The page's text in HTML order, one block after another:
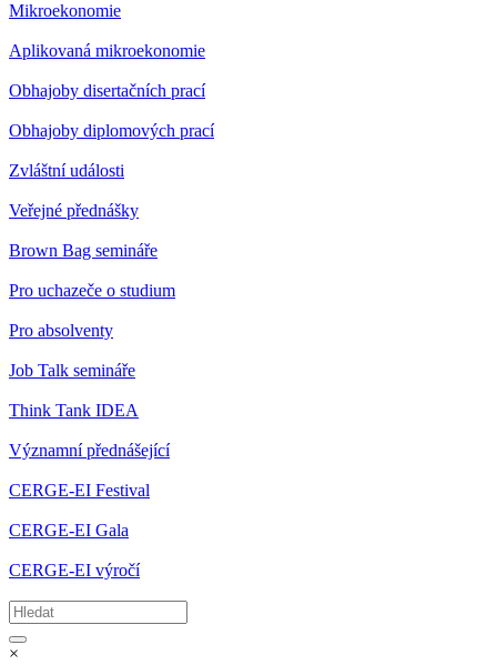
Mikroekonomie
Aplikovaná mikroekonomie
Obhajoby disertačních prací
Obhajoby diplomových prací
Zvláštní události
Veřejné přednášky
Brown Bag semináře
Pro uchazeče o studium
Pro absolventy
Job Talk semináře
Think Tank IDEA
Významní přednášející
CERGE-EI Festival
CERGE-EI Gala
CERGE-EI výročí
×